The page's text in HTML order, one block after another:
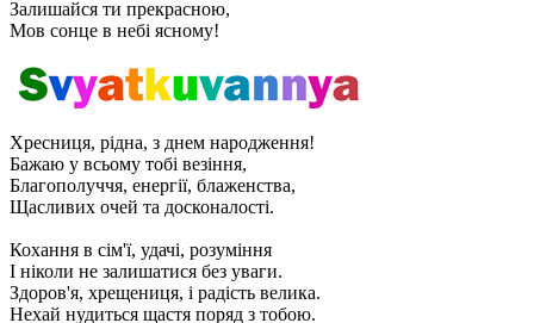
Залишайся ти прекрасною,
Мов сонце в небі ясному!
Хресниця, рідна, з днем ​​народження!
Бажаю у всьому тобі везіння,
Благополуччя, енергії, блаженства,
Щасливих очей та досконалості.
Кохання в сім'ї, удачі, розуміння
І ніколи не залишатися без уваги.
Здоров'я, хрещениця, і радість велика.
Нехай нудиться щастя поряд з тобою.